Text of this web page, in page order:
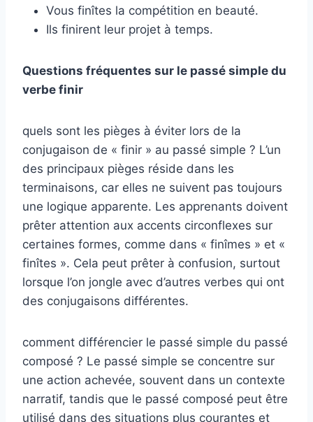
Vous finîtes la compétition en beauté.
Ils finirent leur projet à temps.
Questions fréquentes sur le passé simple du
verbe finir
quels sont les pièges à éviter lors de la
conjugaison de « finir » au passé simple ? L’un
des principaux pièges réside dans les
terminaisons, car elles ne suivent pas toujours
une logique apparente. Les apprenants doivent
prêter attention aux accents circonflexes sur
certaines formes, comme dans « finîmes » et «
finîtes ». Cela peut prêter à confusion, surtout
lorsque l’on jongle avec d’autres verbes qui ont
des conjugaisons différentes.
comment différencier le passé simple du passé
composé ? Le passé simple se concentre sur
une action achevée, souvent dans un contexte
narratif, tandis que le passé composé peut être
utilisé dans des situations plus courantes et